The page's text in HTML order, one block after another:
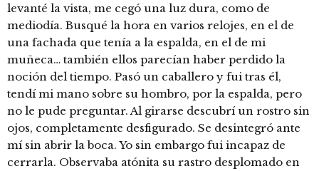
levanté la vista, me cegó una luz dura, como de
mediodía. Busqué la hora en varios relojes, en el de
una fachada que tenía a la espalda, en el de mi
muñeca… también ellos parecían haber perdido la
noción del tiempo. Pasó un caballero y fui tras él,
tendí mi mano sobre su hombro, por la espalda, pero
no le pude preguntar. Al girarse descubrí un rostro sin
ojos, completamente desfigurado. Se desintegró ante
mí sin abrir la boca. Yo sin embargo fui incapaz de
cerrarla. Observaba atónita su rastro desplomado en